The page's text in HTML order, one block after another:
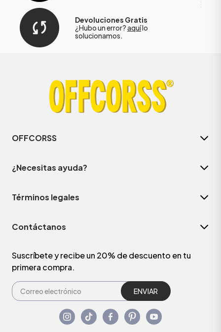
Devoluciones Gratis
¿Hubo un error?aquílo
solucionamos.
OFFCORSS
¿Necesitas ayuda?
Términos legales
Contáctanos
Suscríbete y recibe un 20% de descuento en tu
primera compra.
ENVIAR